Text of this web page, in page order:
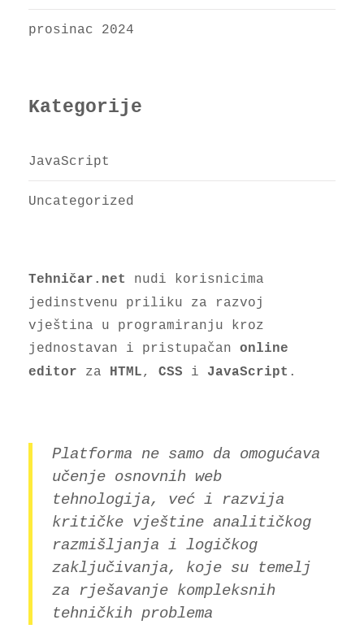
prosinac 2024
Kategorije
JavaScript
Uncategorized
Tehničar.net
nudi korisnicima
jedinstvenu priliku za razvoj
vještina u programiranju kroz
jednostavan i pristupačan online
editor za HTML , CSS i JavaScript .
Platforma ne samo da omogućava
učenje osnovnih web
tehnologija, već i razvija
kritičke vještine analitičkog
razmišljanja i logičkog
zaključivanja, koje su temelj
za rješavanje kompleksnih
tehničkih problema